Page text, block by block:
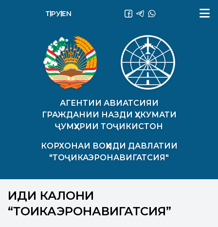
АГЕНТИИ АВИАТСИЯИ
ГРАЖДАНИИ НАЗДИ ҲУКУМАТИ
ҶУМҲУРИИ ТОҶИКИСТОН
КОРХОНАИ ВОҲИДИ ДАВЛАТИИ
"ТОҶИКАЭРОНАВИГАТСИЯ"
ТҶ РУEN
ИДИ КАЛОНИ
“ТОҶИКАЭРОНАВИГАТСИЯ”